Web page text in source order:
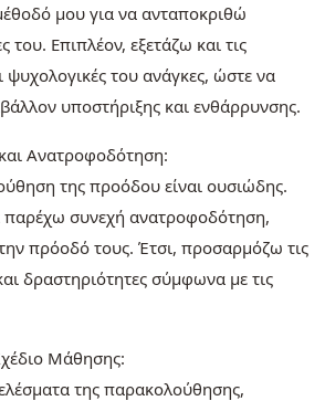
μου για να ανταποκριθώ
του. Επιπλέον, εξετάζω και τις
ψυχολογικές του ανάγκες, ώστε να
υποστήριξης και ενθάρρυνσης.
Ανατροφοδότηση:
της προόδου είναι ουσιώδης.
παρέχω συνεχή ανατροφοδότηση,
πρόοδό τους. Έτσι, προσαρμόζω τις
δραστηριότητες σύμφωνα με τις
Μάθησης:
της παρακολούθησης,